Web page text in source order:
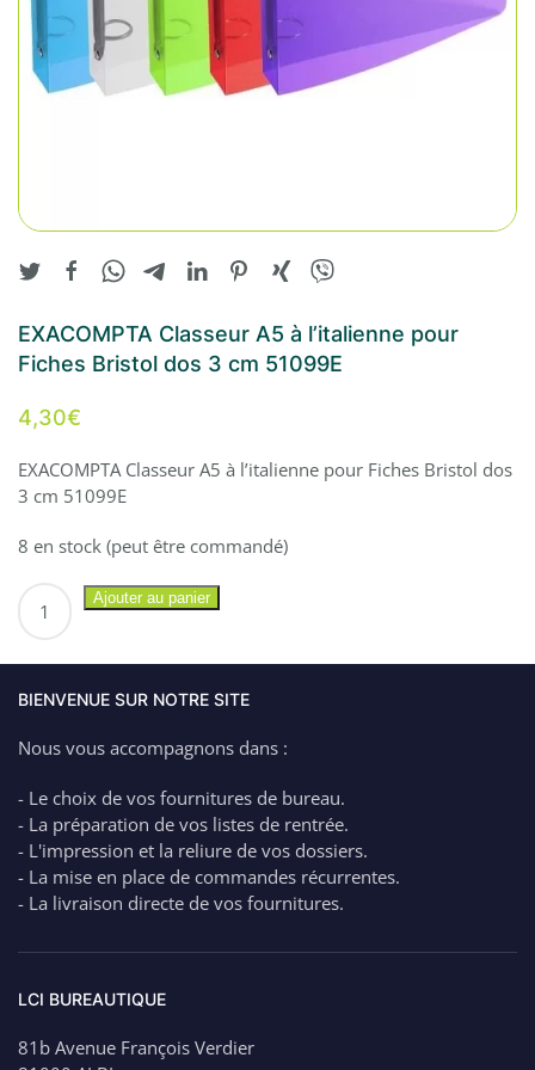
EXACOMPTA Classeur A5 à l’italienne pour
Fiches Bristol dos 3 cm 51099E
4,30€
EXACOMPTA Classeur A5 à l’italienne pour Fiches Bristol dos
3 cm 51099E
8 en stock (peut être commandé)
A5
l'italienne
Fiches
Bristol
dos
3
cm
Ajouter au panier
BIENVENUE SUR NOTRE SITE
Nous vous accompagnons dans :
- Le choix de vos fournitures de bureau.
- La préparation de vos listes de rentrée.
- L'impression et la reliure de vos dossiers.
- La mise en place de commandes récurrentes.
- La livraison directe de vos fournitures.
LCI BUREAUTIQUE
81b Avenue François Verdier